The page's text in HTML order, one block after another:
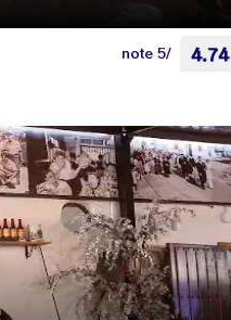
note 5/ 4.74